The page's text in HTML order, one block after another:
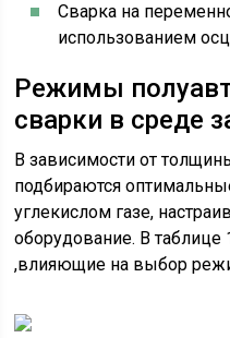
Сварка на
использованием
Режимы
сварки в среде
В зависимости от
подбираются
углекислом газе,
оборудование. В
,влияющие на выбор